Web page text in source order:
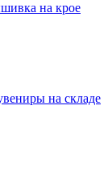
на крое
на складе